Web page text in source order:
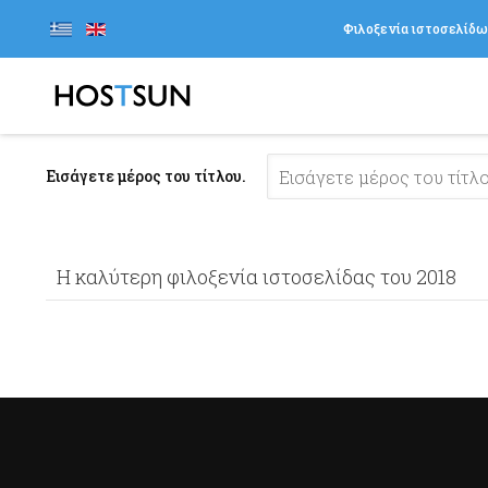
Εισάγετε μέρος του τίτλου.
Η καλύτερη φιλοξενία ιστοσελίδας του 2018
Φιλοξενία